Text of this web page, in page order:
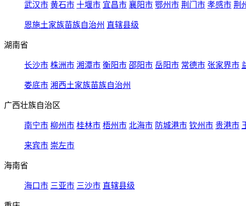
武汉市 黄石市 十堰市 宜昌市 襄阳市 鄂州市 荆门市 孝感市 荆
恩施土家族苗族自治州 直辖县级
湖南省
长沙市 株洲市 湘潭市 衡阳市 邵阳市 岳阳市 常德市 张家界市
娄底市 湘西土家族苗族自治州
广西壮族自治区
南宁市 柳州市 桂林市 梧州市 北海市 防城港市 钦州市 贵港市
来宾市 崇左市
海南省
海口市 三亚市 三沙市 直辖县级